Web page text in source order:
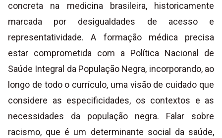
concreta na medicina brasileira, historicamente
marcada por desigualdades de acesso e
representatividade. A formação médica precisa
estar comprometida com a Política Nacional de
Saúde Integral da População Negra, incorporando, ao
longo de todo o currículo, uma visão de cuidado que
considere as especificidades, os contextos e as
necessidades da população negra. Falar sobre
racismo, que é um determinante social da saúde,